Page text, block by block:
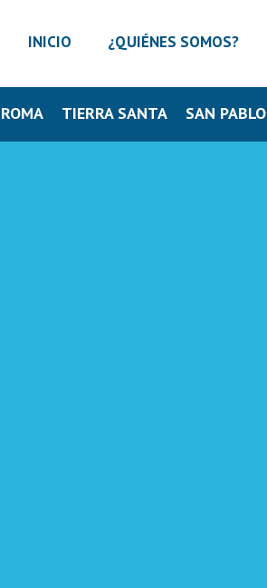
INICIO ¿QUIÉNES SOMOS?
ROMA TIERRA SANTA SAN PABLO